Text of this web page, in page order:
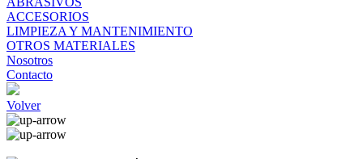
ACCESORIOS
LIMPIEZA Y MANTENIMIENTO
OTROS MATERIALES
Nosotros
Contacto
Volver